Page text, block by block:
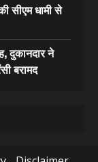
सीएम धामी से
दुकानदार ने
बरामद